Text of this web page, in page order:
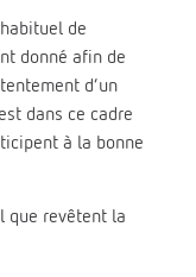
de
donné afin de
d’un
dans ce cadre
à la bonne
que revêtent la